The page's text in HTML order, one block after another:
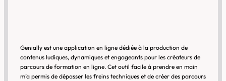
Genially est une application en ligne dédiée à la production de
contenus ludiques, dynamiques et engageants pour les créateurs de
parcours de formation en ligne. Cet outil facile à prendre en main
m’a permis de dépasser les freins techniques et de créer des parcours